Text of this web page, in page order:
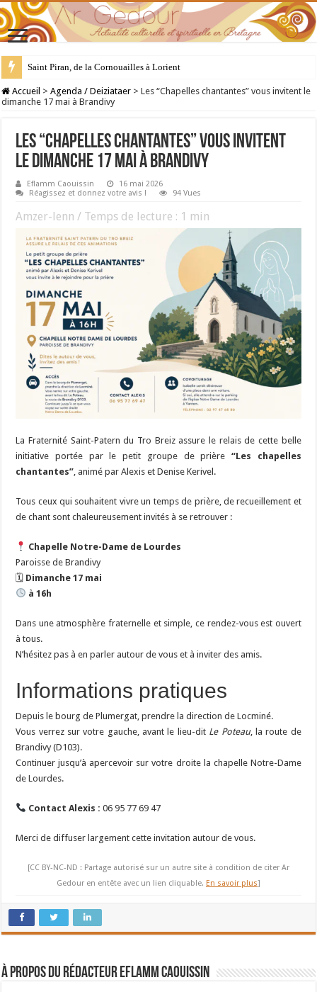
28 juillet : Saint Samson de Dol, père de la Bretagne chrétienne
Accueil > Agenda / Deiziataer > Les “Chapelles chantantes” vous invitent le
dimanche 17 mai à Brandivy
Les “Chapelles chantantes” vous invitent
le dimanche 17 mai à Brandivy
Eflamm Caouissin
16 mai 2026
Réagissez et donnez votre avis !
94 Vues
Amzer-lenn / Temps de lecture : 1 min
La Fraternité Saint-Patern du Tro Breizassure le relais de cette belle
initiative portée par le petit groupe de prière“Les chapelles
chantantes” , animé par Alexis et Denise Kerivel.
Tous ceux qui souhaitent vivre un temps de prière, de recueillement et
de chant sont chaleureusement invités à se retrouver :
Chapelle Notre-Dame de Lourdes
Paroisse de Brandivy
🗓 Dimanche 17 mai
à 16h
Dans une atmosphère fraternelle et simple, ce rendez-vous est ouvert
à tous.
N’hésitez pas à en parler autour de vous et à inviter des amis.
Informations pratiques
Depuis le bourg dePlumergat , prendre la direction deLocminé.
Vous verrez sur votre gauche, avant le lieu-dit Le Poteau, la route de
Brandivy (D103).
Continuer jusqu’à apercevoir sur votre droite la chapelle Notre-Dame
de Lourdes.
Contact Alexis : 06 95 77 69 47
Merci de diffuser largement cette invitation autour de vous.
[CC BY-NC-ND : Partage autorisé sur un autre site à condition de citer Ar
Gedour en entête avec un lien cliquable. En savoir plus]
À propos du rédacteur Eflamm Caouissin